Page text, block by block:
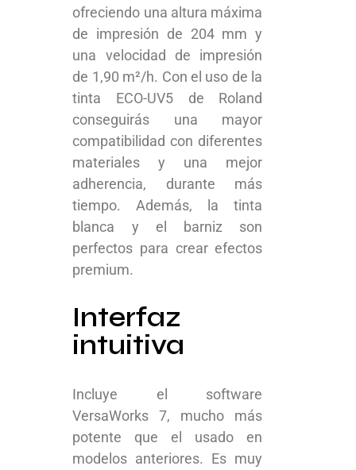
ofreciendo una altura máxima
de impresión de 204 mm y
una velocidad de impresión
de 1,90 m²/h. Con el uso de la
tinta ECO-UV5 de Roland
conseguirás una mayor
compatibilidad con diferentes
materiales y una mejor
adherencia, durante más
tiempo. Además, la tinta
blanca y el barniz son
perfectos para crear efectos
premium.
Interfaz
intuitiva
Incluye el software
VersaWorks 7, mucho más
potente que el usado en
modelos anteriores. Es muy